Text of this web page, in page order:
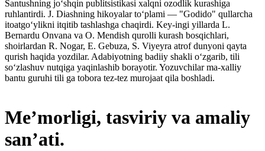
Santushning joʻshqin publitsistikasi xalqni ozodlik kurashiga
ruhlantirdi. J. Diashning hikoyalar toʻplami — "Godido" qullarcha
itoatgoʻylikni itqitib tashlashga chaqirdi. Key-ingi yillarda L.
Bernardu Onvana va O. Mendish qurolli kurash bosqichlari,
shoirlardan R. Nogar, E. Gebuza, S. Viyeyra atrof dunyoni qayta
qurish haqida yozdilar. Adabiyotning badiiy shakli oʻzgarib, tili
soʻzlashuv nutqiga yaqinlashib borayotir. Yozuvchilar ma-xalliy
bantu guruhi tili ga tobora tez-tez murojaat qila boshladi.
Meʼmorligi, tasviriy va amaliy
sanʼati.